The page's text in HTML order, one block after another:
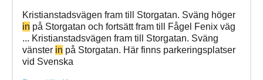
Kristianstadsvägen fram till Storgatan. Sväng höger
in på Storgatan och fortsätt fram till Fågel Fenix väg
... Kristianstadsvägen fram till Storgatan. Sväng
vänster in på Storgatan. Här finns parkeringsplatser
vid Svenska